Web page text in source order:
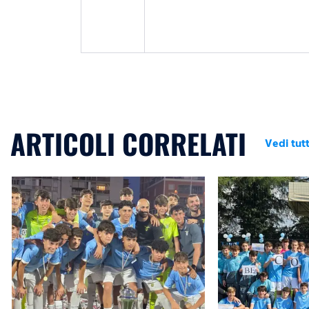
ARTICOLI CORRELATI Vedi